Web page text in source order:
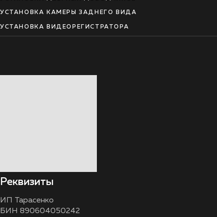
УСТАНОВКА КАМЕРЫ ЗАДНЕГО ВИДА
УСТАНОВКА ВИДЕОРЕГИСТРАТОРА
Реквизиты
ИП Тарасенко
БИН 890604050242